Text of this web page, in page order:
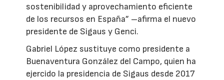
sostenibilidad y aprovechamiento eficiente
de los recursos en España” –afirma el nuevo
presidente de Sigaus y Genci.
Gabriel López sustituye como presidente a
Buenaventura González del Campo, quien ha
ejercido la presidencia de Sigaus desde 2017